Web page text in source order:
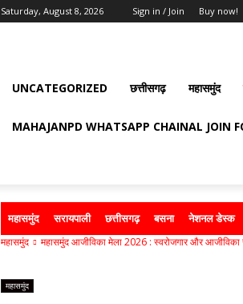
Saturday, August 8, 2026 Sign in / Join Buy now!
UNCATEGORIZED छत्तीसगढ़ महासमुंद
MAHAJANPD WHATSAPP CHAINAL JOIN
महासमुंद सरायपाली छत्तीसगढ़ बसना नेशनल डेस्क
महासमुंद महासमुंद आजीविका मेला 2026 : स्वरोजगार और आजीविका
महासमुंद